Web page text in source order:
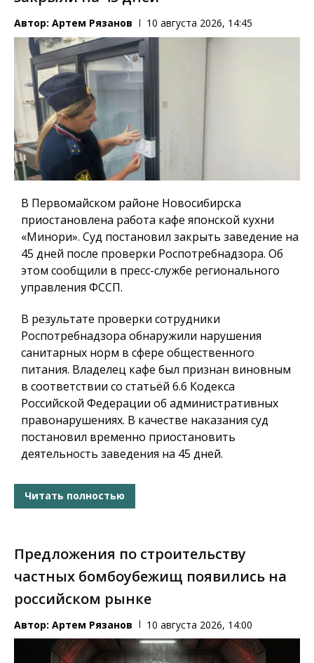
Автор: Артем Рязанов 10 августа 2026, 14:45
В Первомайском районе Новосибирска
приостановлена работа кафе японской кухни
«Минори». Суд постановил закрыть заведение на
45 дней после проверки Роспотребнадзора. Об
этом сообщили в пресс-службе регионального
управления ФССП.
В результате проверки сотрудники
Роспотребнадзора обнаружили нарушения
санитарных норм в сфере общественного
питания. Владелец кафе был признан виновным
в соответствии со статьёй 6.6 Кодекса
Российской Федерации об административных
правонарушениях. В качестве наказания суд
постановил временно приостановить
деятельность заведения на 45 дней.
Читать полностью
Предложения по строительству
частных бомбоубежищ появились на
российском рынке
Автор: Артем Рязанов 10 августа 2026, 14:00